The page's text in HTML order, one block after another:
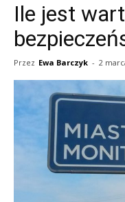
Ile jest
Przez Ewa Barczyk - 2